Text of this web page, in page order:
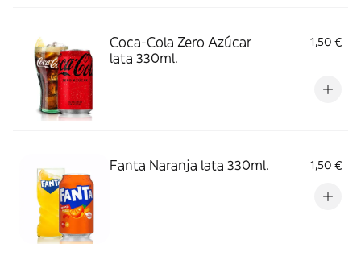
Coca-Cola Zero Azúcar
lata 330ml.
1,50 €
Fanta Naranja lata 330ml. 1,50 €